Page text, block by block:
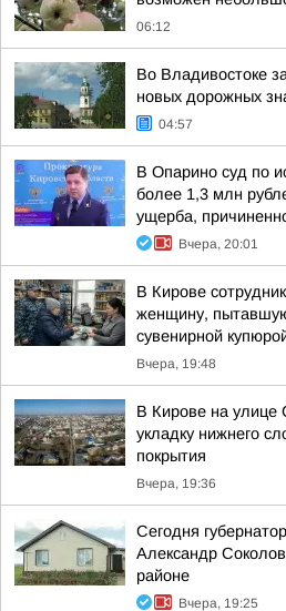
06:12
Во Владивостоке
новых дорожных
04:57
В Опарино суд по
более 1,3 млн
ущерба,
Вчера, 20:01
В Кирове
женщину,
сувенирной
Вчера, 19:48
В Кирове на улице
укладку нижнего
покрытия
Вчера, 19:36
Сегодня
Александр
районе
Вчера, 19:25